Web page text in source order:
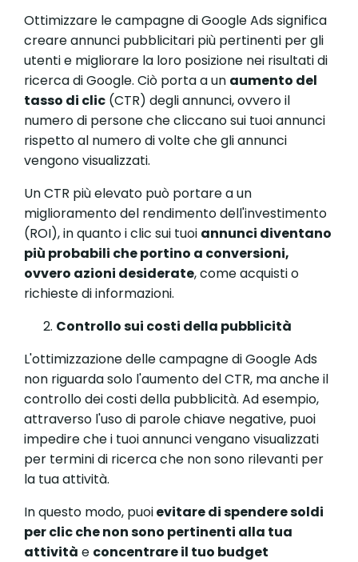
Ottimizzare le campagne di Google Ads significa
creare annunci pubblicitari più pertinenti per gli
utenti e migliorare la loro posizione nei risultati di
ricerca di Google. Ciò porta a un aumento del
tasso di clic (CTR) degli annunci, ovvero il
numero di persone che cliccano sui tuoi annunci
rispetto al numero di volte che gli annunci
vengono visualizzati.
Un CTR più elevato può portare a un
miglioramento del rendimento dell'investimento
(ROI), in quanto i clic sui tuoi annunci diventano
più probabili che portino a conversioni,
ovvero azioni desiderate, come acquisti o
richieste di informazioni.
Controllo sui costi della pubblicità
L'ottimizzazione delle campagne di Google Ads
non riguarda solo l'aumento del CTR, ma anche il
controllo dei costi della pubblicità. Ad esempio,
attraverso l'uso di parole chiave negative, puoi
impedire che i tuoi annunci vengano visualizzati
per termini di ricerca che non sono rilevanti per
la tua attività.
In questo modo, puoievitare di spendere soldi
per clic che non sono pertinenti alla tua
attività e concentrare il tuo budget